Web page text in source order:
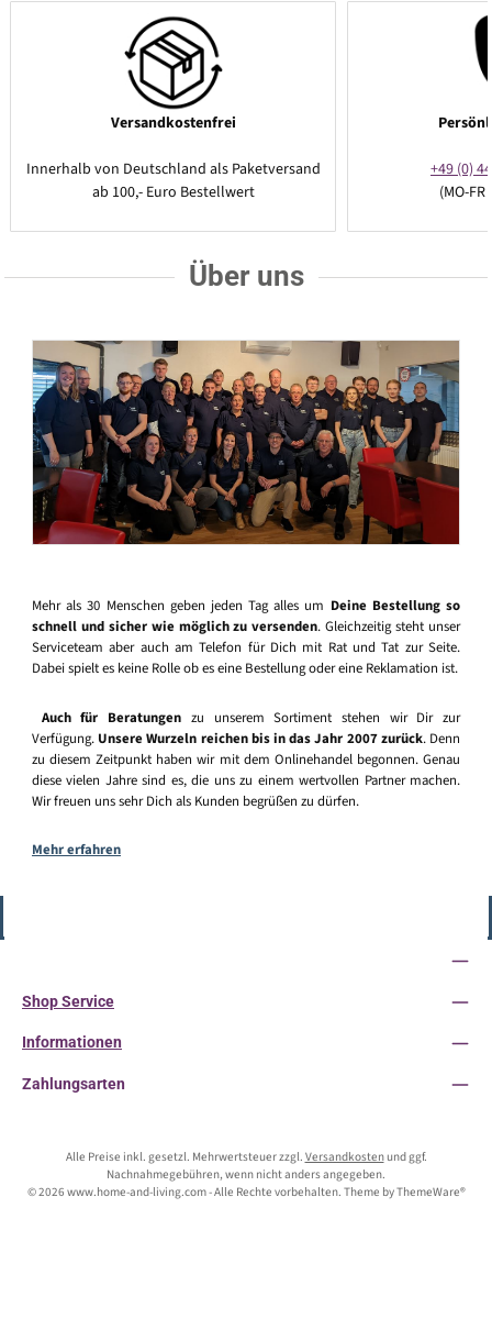
Versandkostenfrei
Innerhalb von Deutschland als Paketversand
ab 100,- Euro Bestellwert
+49 (0)
(MO-
Über uns
Mehr als 30 Menschen geben jeden Tag alles um Deine Bestellung so
schnell und sicher wie möglich zu versenden. Gleichzeitig steht unser
Serviceteam aber auch am Telefon für Dich mit Rat und Tat zur Seite.
Dabei spielt es keine Rolle ob es eine Bestellung oder eine Reklamation ist.
Auch für Beratungen zu unserem Sortiment stehen wir Dir zur
Verfügung. Unsere Wurzeln reichen bis in das Jahr 2007 zurück. Denn
zu diesem Zeitpunkt haben wir mit dem Onlinehandel begonnen. Genau
diese vielen Jahre sind es, die uns zu einem wertvollen Partner machen.
Wir freuen uns sehr Dich als Kunden begrüßen zu dürfen.
Mehr erfahren
Shop Service
Informationen
Zahlungsarten
Alle Preise inkl. gesetzl. Mehrwertsteuer zzgl. Versandkostenund ggf.
Nachnahmegebühren, wenn nicht anders angegeben.
© 2026 www.home-and-living.com - Alle Rechte vorbehalten. Theme byThemeWare®